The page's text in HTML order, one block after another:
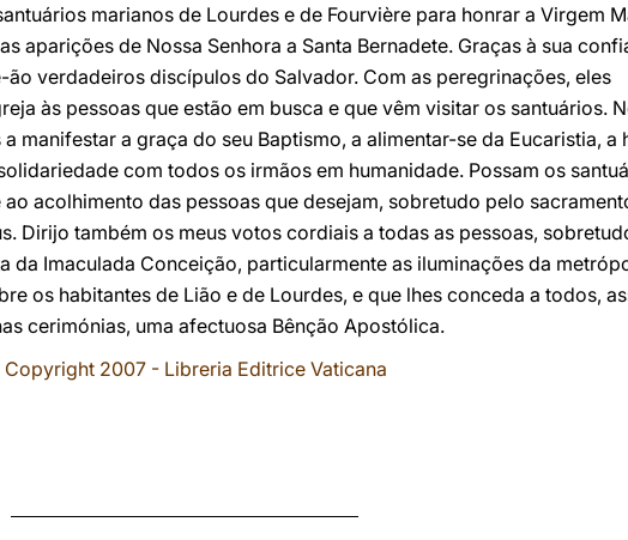
marianos de Lourdes e de Fourvière para honrar a Virgem
aparições de Nossa Senhora a Santa Bernadete. Graças à sua
verdadeiros discípulos do Salvador. Com as peregrinações, eles
às pessoas que estão em busca e que vêm visitar os santuários.
manifestar a graça do seu Baptismo, a alimentar-se da Eucaristia, a
com todos os irmãos em humanidade. Possam os
acolhimento das pessoas que desejam, sobretudo pelo
Dirijo também os meus votos cordiais a todas as pessoas,
da Imaculada Conceição, particularmente as iluminações da
os habitantes de Lião e de Lourdes, e que lhes conceda a todos,
cerimónias, uma afectuosa Bênção Apostólica.
2007 - Libreria Editrice Vaticana